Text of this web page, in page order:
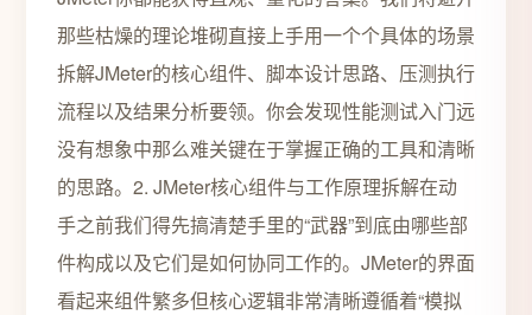
那些枯燥的理论堆砌直接上手用一个个具体的场景
拆解JMeter的核心组件、脚本设计思路、压测执行
流程以及结果分析要领。你会发现性能测试入门远
没有想象中那么难关键在于掌握正确的工具和清晰
的思路。2. JMeter核心组件与工作原理拆解在动
手之前我们得先搞清楚手里的“武器”到底由哪些部
件构成以及它们是如何协同工作的。JMeter的界面
看起来组件繁多但核心逻辑非常清晰遵循着“模拟